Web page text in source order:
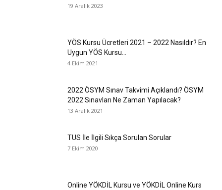
19 Aralık 2023
YÖS Kursu Ücretleri 2021 – 2022 Nasıldır? En
Uygun YÖS Kursu...
4 Ekim 2021
2022 ÖSYM Sınav Takvimi Açıklandı? ÖSYM
2022 Sınavları Ne Zaman Yapılacak?
13 Aralık 2021
TUS İle İlgili Sıkça Sorulan Sorular
7 Ekim 2020
Online YÖKDİL Kursu ve YÖKDİL Online Kurs